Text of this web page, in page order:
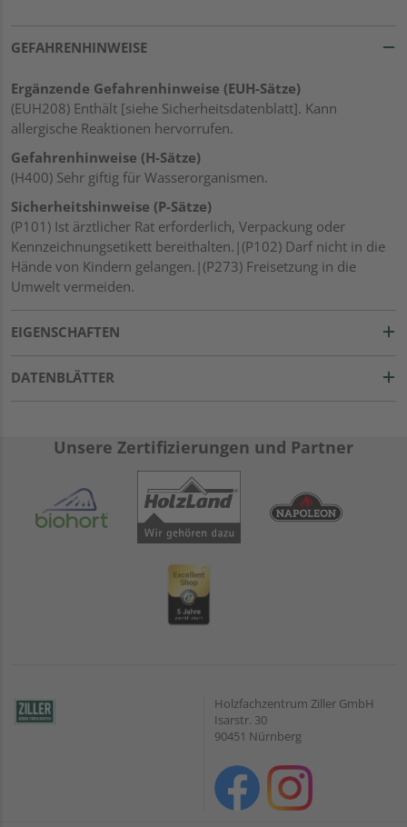
GEFAHRENHINWEISE
Ergänzende Gefahrenhinweise (EUH-Sätze)
(EUH208) Enthält [siehe Sicherheitsdatenblatt]. Kann
allergische Reaktionen hervorrufen.
Gefahrenhinweise (H-Sätze)
(H400) Sehr giftig für Wasserorganismen.
Sicherheitshinweise (P-Sätze)
(P101) Ist ärztlicher Rat erforderlich, Verpackung oder
Kennzeichnungsetikett bereithalten.|(P102) Darf nicht in die
Hände von Kindern gelangen.|(P273) Freisetzung in die
Umwelt vermeiden.
EIGENSCHAFTEN
DATENBLÄTTER
Unsere Zertifizierungen und Partner
Holzfachzentrum Ziller GmbH
Isarstr. 30
90451 Nürnberg